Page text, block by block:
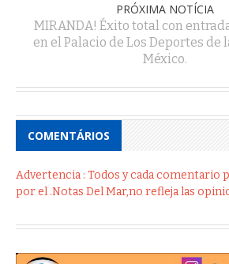
PRÓXIMA NOTÍCIA
MIRANDA! Éxito total con
en el Palacio de Los Deportes de
México.
COMENTÁRIOS
Advertencia : Todos y cada comentario
por el .Notas Del Mar,no refleja las